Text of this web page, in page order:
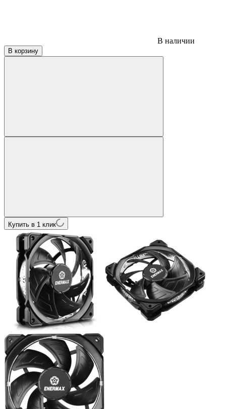
В наличии
В корзину
Купить в 1 клик